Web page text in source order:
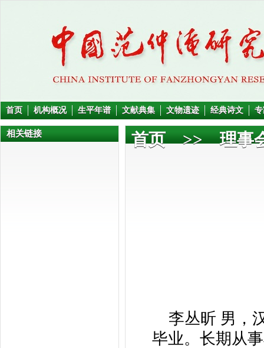
首页 机构概况 生平年谱 文献典集 文物遗迹 经典诗文
相关链接 首页>>理事
李丛昕 男，
毕业。长期从